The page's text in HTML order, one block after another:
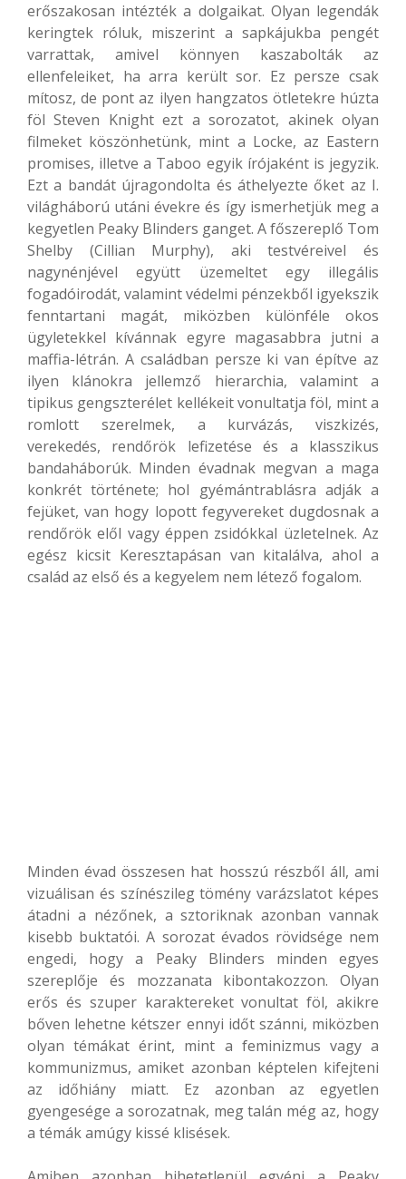
erőszakosan intézték a dolgaikat. Olyan legendák
keringtek róluk, miszerint a sapkájukba pengét
varrattak, amivel könnyen kaszabolták az
ellenfeleiket, ha arra került sor. Ez persze csak
mítosz, de pont az ilyen hangzatos ötletekre húzta
föl Steven Knight ezt a sorozatot, akinek olyan
filmeket köszönhetünk, mint a Locke, az Eastern
promises, illetve a Taboo egyik írójaként is jegyzik.
Ezt a bandát újragondolta és áthelyezte őket az I.
világháború utáni évekre és így ismerhetjük meg a
kegyetlen Peaky Blinders ganget. A főszereplő Tom
Shelby (Cillian Murphy), aki testvéreivel és
nagynénjével együtt üzemeltet egy illegális
fogadóirodát, valamint védelmi pénzekből igyekszik
fenntartani magát, miközben különféle okos
ügyletekkel kívánnak egyre magasabbra jutni a
maffia-létrán. A családban persze ki van építve az
ilyen klánokra jellemző hierarchia, valamint a
tipikus gengszterélet kellékeit vonultatja föl, mint a
romlott szerelmek, a kurvázás, viszkizés,
verekedés, rendőrök lefizetése és a klasszikus
bandaháborúk. Minden évadnak megvan a maga
konkrét története; hol gyémántrablásra adják a
fejüket, van hogy lopott fegyvereket dugdosnak a
rendőrök elől vagy éppen zsidókkal üzletelnek. Az
egész kicsit Keresztapásan van kitalálva, ahol a
család az első és a kegyelem nem létező fogalom.
Minden évad összesen hat hosszú részből áll, ami
vizuálisan és színészileg tömény varázslatot képes
átadni a nézőnek, a sztoriknak azonban vannak
kisebb buktatói. A sorozat évados rövidsége nem
engedi, hogy a Peaky Blinders minden egyes
szereplője és mozzanata kibontakozzon. Olyan
erős és szuper karaktereket vonultat föl, akikre
bőven lehetne kétszer ennyi időt szánni, miközben
olyan témákat érint, mint a feminizmus vagy a
kommunizmus, amiket azonban képtelen kifejteni
az időhiány miatt. Ez azonban az egyetlen
gyengesége a sorozatnak, meg talán még az, hogy
a témák amúgy kissé klisések.